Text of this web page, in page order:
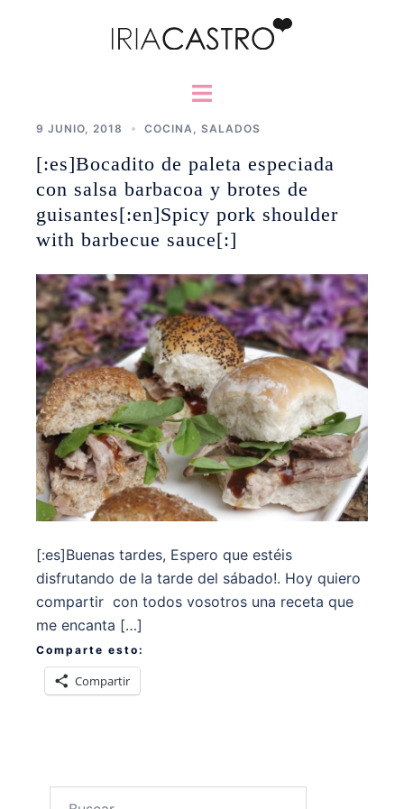
Alternar
9 JUNIO, 2018 COCINA SALADOS
[:es]Bocadito de paleta especiada
con salsa barbacoa y brotes de
guisantes[:en]Spicy pork shoulder
with barbecue sauce[:]
[:es]Buenas tardes, Espero que estéis
disfrutando de la tarde del sábado!. Hoy quiero
compartir con todos vosotros una receta que
me encanta […]
Comparte esto:
Compartir